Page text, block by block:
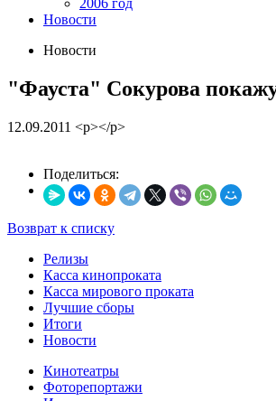
2006 год
Новости
Новости
"Фауста" Сокурова
12.09.2011 <p></p>
Поделиться:
Возврат к списку
Релизы
Касса кинопроката
Касса мирового проката
Лучшие сборы
Итоги
Новости
Кинотеатры
Фоторепортажи